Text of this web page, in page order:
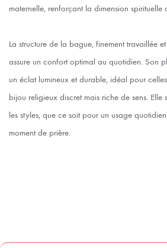
maternelle, renforçant la dimension spirituelle
La structure de la bague, finement travaillée
assure un confort optimal au quotidien. Son
un éclat lumineux et durable, idéal pour
bijou religieux discret mais riche de sens. Elle
les styles, que ce soit pour un usage
moment de prière.